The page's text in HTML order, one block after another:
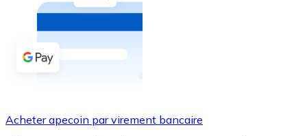
Achetez des cryptomonnaies en espèces et d'autres
Acheter avec espèces
Virement SEPA
Acheter apecoin par virement bancaire